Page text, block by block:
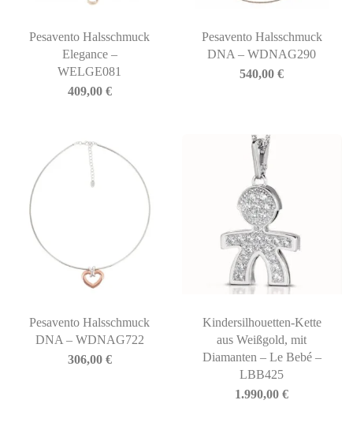
Pesavento Halsschmuck
Elegance –
WELGE081
409,00 €
Pesavento Halsschmuck
DNA – WDNAG290
540,00€
Pesavento Halsschmuck
DNA – WDNAG722
306,00 €
Kindersilhouetten-Kette
aus Weißgold, mit
Diamanten – Le Bebé –
LBB425
1.990,00€